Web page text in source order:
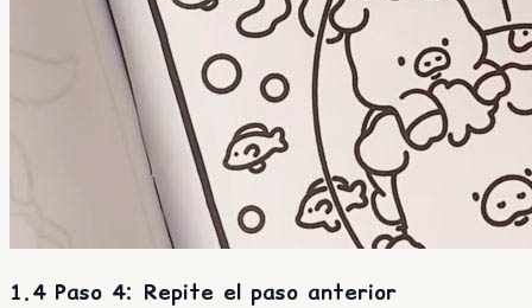
1.4 Paso 4: Repite el paso anterior